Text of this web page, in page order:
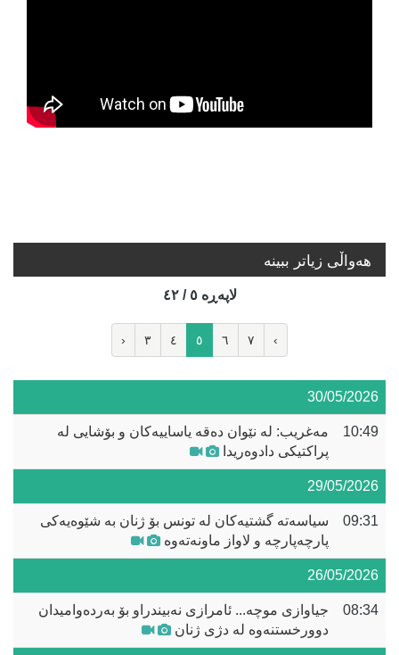
هه‌واڵی زیاتر ببینە
لاپه‌ڕه‌ ٥ / ٤٢
‹ ٣ ٤ ٥ ٦ ٧ ›
30/05/2026
10:49
مەغریب: لە نێوان دەقە یاساییەکان و بۆشایی لە
پراکتیکی دادوەریدا
29/05/2026
09:31
سیاسەتە گشتیەکان لە تونس بۆ ژنان بە شێوەیەکی
پارچەپارچە و لاواز ماونەتەوە
26/05/2026
08:34
جیاوازی موچە... ئامرازی نەبیندراو بۆ بەردەوامیدان
دوورخستنەوە لە دژی ژنان